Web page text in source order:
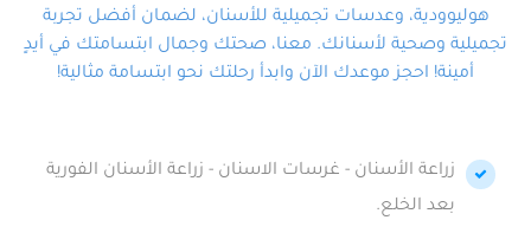
هوليوودية، وعدسات تجميلية للأسنان، لضمان أفضل تجربة
تجميلية وصحية لأسنانك. معنا، صحتك وجمال ابتسامتك في أيدٍ
أمينة! احجز موعدك الآن وابدأ رحلتك نحو ابتسامة مثالية!
زراعة الأسنان - غرسات الاسنان - زراعة الأسنان الفورية
بعد الخلع.